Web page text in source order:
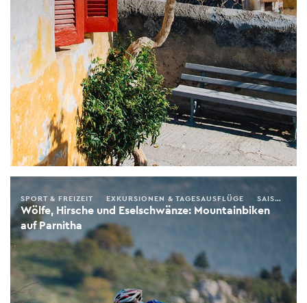
Wölfe, Hirsche und Eselschwänze: Mountainbiken
auf Parnitha
SPORT & FREIZEIT EXKURSIONEN & TAGESAUSFLÜGE SAISONALER FÜHRER